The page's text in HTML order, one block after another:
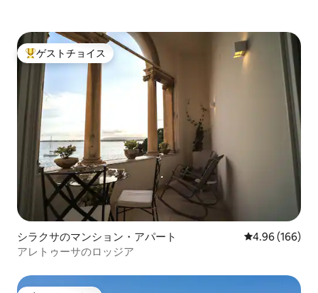
大好評のゲストチョイスです。
ゲストチョイス
シラクサのマンション・アパート レビュー166
4.96 (166)
アレトゥーサのロッジア